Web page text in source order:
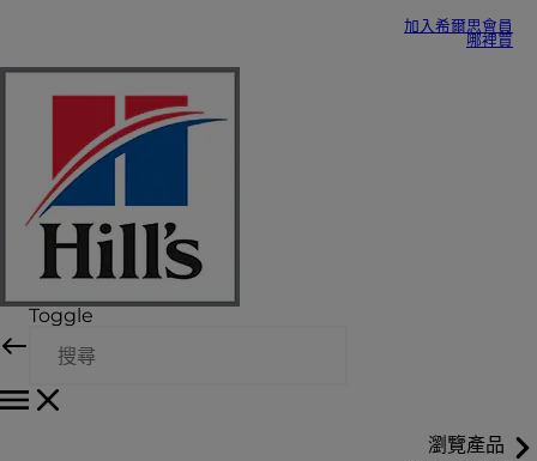
加入希爾思會員
哪裡買
Toggle
瀏覽產品